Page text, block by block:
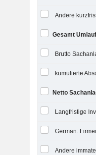
Gesamt
Brutto
kumulierte
Netto
Langfristige
German: